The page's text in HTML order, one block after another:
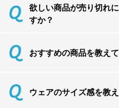
欲しい商品が売り切れ
すか？
おすすめの商品を教え
ウェアのサイズ感を教